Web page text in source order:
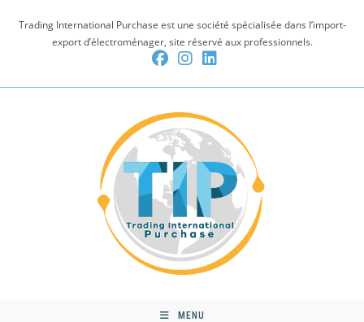
Trading International Purchase est une société spécialisée dans l’import-
export d’électroménager, site réservé aux professionnels.
MENU